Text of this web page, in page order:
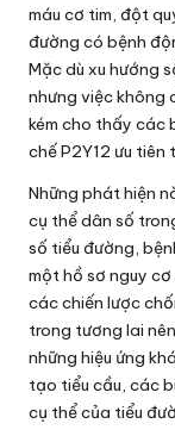
máu cơ tim, đột
đường có bệnh
Mặc dù xu hướng
nhưng việc không
kém cho thấy các
chế P2Y12 ưu tiên
Những phát hiện
cụ thể dân số
số tiểu đường,
một hồ sơ nguy
các chiến lược
trong tương lai
những hiệu ứng
tạo tiểu cầu, các
cụ thể của tiểu